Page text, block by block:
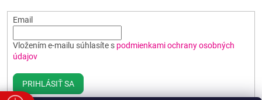
Email
Vložením e-mailu súhlasíte s podmienkami ochrany osobných
údajov
PRIHLÁSIŤ SA